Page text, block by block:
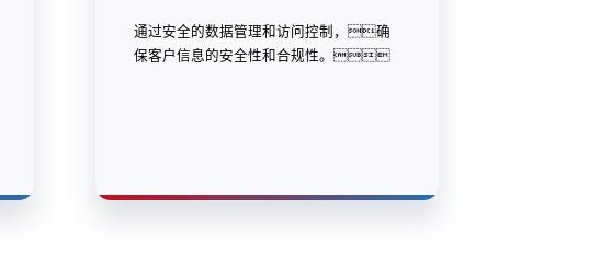
通过安全的数据管理和访问控制，确
保客户信息的安全性和合规性。